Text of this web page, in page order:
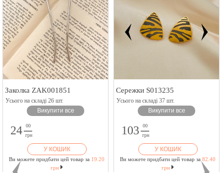
Заколка ZAK001851
Усього на складі 26 шт.
Викупити все
24
00
грн
У КОШИК
Ви можете придбати цей товар за 19.20
грн
Сережки S013235
Усього на складі 37 шт.
Викупити все
103
00
грн
У КОШИК
Ви можете придбати цей товар за 82.40
грн